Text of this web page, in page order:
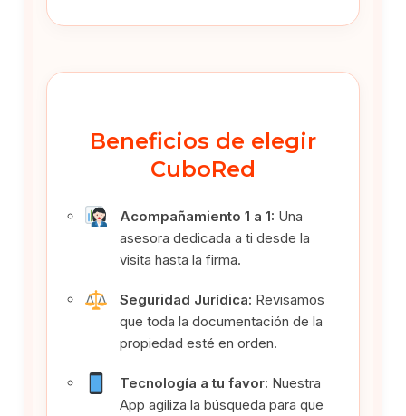
Beneficios de elegir
CuboRed
Acompañamiento 1 a 1: Una
asesora dedicada a ti desde la
visita hasta la firma.
Seguridad Jurídica: Revisamos
que toda la documentación de la
propiedad esté en orden.
Tecnología a tu favor: Nuestra
App agiliza la búsqueda para que